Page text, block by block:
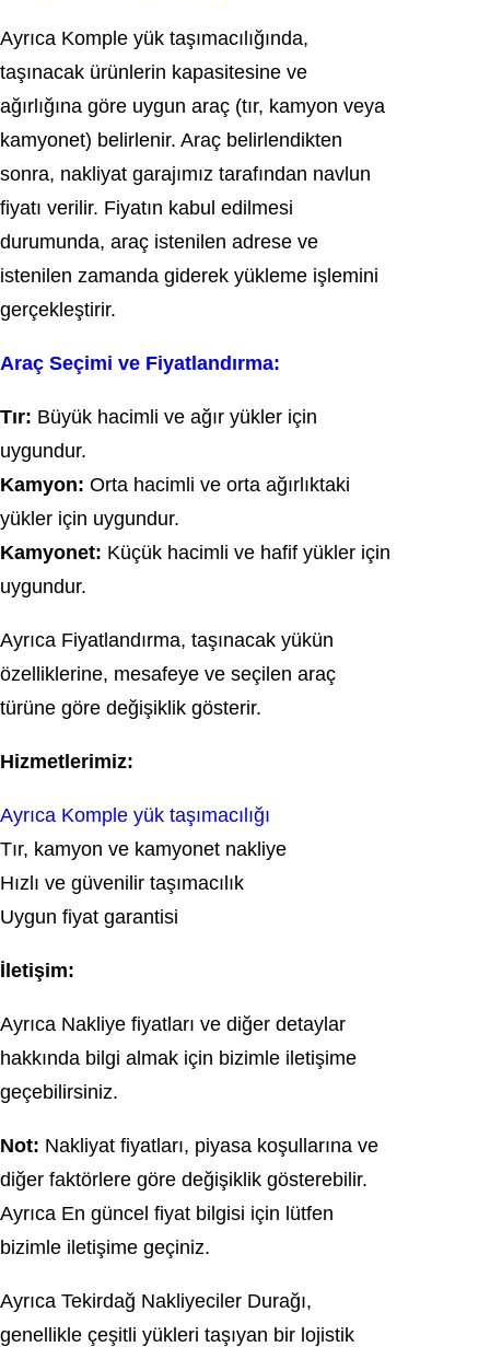
Ayrıca Komple yük taşımacılığında,
taşınacak ürünlerin kapasitesine ve
ağırlığına göre uygun araç (tır, kamyon veya
kamyonet) belirlenir. Araç belirlendikten
sonra, nakliyat garajımız tarafından navlun
fiyatı verilir. Fiyatın kabul edilmesi
durumunda, araç istenilen adrese ve
istenilen zamanda giderek yükleme işlemini
gerçekleştirir.
Araç Seçimi ve Fiyatlandırma:
Tır: Büyük hacimli ve ağır yükler için
uygundur.
Kamyon: Orta hacimli ve orta ağırlıktaki
yükler için uygundur.
Kamyonet: Küçük hacimli ve hafif yükler için
uygundur.
Ayrıca Fiyatlandırma, taşınacak yükün
özelliklerine, mesafeye ve seçilen araç
türüne göre değişiklik gösterir.
Hizmetlerimiz:
Ayrıca Komple yük taşımacılığı
Tır, kamyon ve kamyonet nakliye
Hızlı ve güvenilir taşımacılık
Uygun fiyat garantisi
İletişim:
Ayrıca Nakliye fiyatları ve diğer detaylar
hakkında bilgi almak için bizimle iletişime
geçebilirsiniz.
Not: Nakliyat fiyatları, piyasa koşullarına ve
diğer faktörlere göre değişiklik gösterebilir.
Ayrıca En güncel fiyat bilgisi için lütfen
bizimle iletişime geçiniz.
Ayrıca Tekirdağ Nakliyeciler Durağı,
genellikle çeşitli yükleri taşıyan bir lojistik